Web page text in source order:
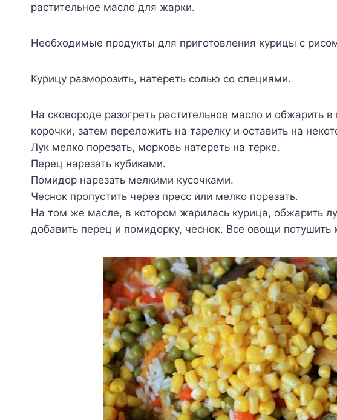
растительное масло для жарки.
Необходимые продукты для приготовления курицы с
Курицу разморозить, натереть солью со специями.
На сковороде разогреть растительное масло и обжарить
корочки, затем переложить на тарелку и оставить на
Лук мелко порезать, морковь натереть на терке.
Перец нарезать кубиками.
Помидор нарезать мелкими кусочками.
Чеснок пропустить через пресс или мелко порезать.
На том же масле, в котором жарилась курица, обжарить
добавить перец и помидорку, чеснок. Все овощи потушить